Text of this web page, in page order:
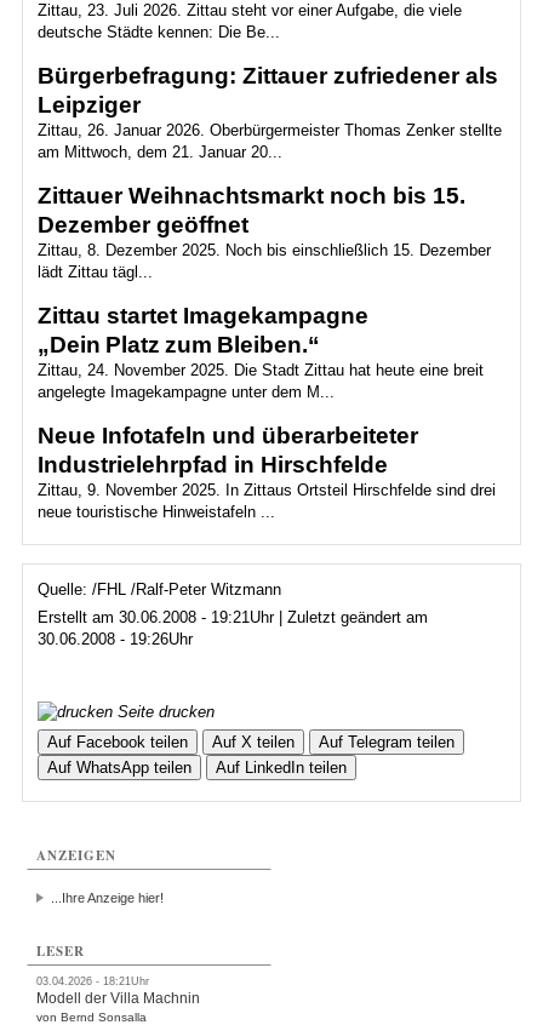
Zittau, 23. Juli 2026. Zittau steht vor einer Aufgabe, die viele
deutsche Städte kennen: Die Be...
Bürgerbefragung: Zittauer zufriedener als
Leipziger
Zittau, 26. Januar 2026. Oberbürgermeister Thomas Zenker stellte
am Mittwoch, dem 21. Januar 20...
Zittauer Weihnachtsmarkt noch bis 15.
Dezember geöffnet
Zittau, 8. Dezember 2025. Noch bis einschließlich 15. Dezember
lädt Zittau tägl...
Zittau startet Imagekampagne
„Dein Platz zum Bleiben.“
Zittau, 24. November 2025. Die Stadt Zittau hat heute eine breit
angelegte Imagekampagne unter dem M...
Neue Infotafeln und überarbeiteter
Industrielehrpfad in Hirschfelde
Zittau, 9. November 2025. In Zittaus Ortsteil Hirschfelde sind drei
neue touristische Hinweistafeln ...
Quelle: /FHL /Ralf-Peter Witzmann
Erstellt am 30.06.2008 - 19:21Uhr | Zuletzt geändert am
30.06.2008 - 19:26Uhr
Seite drucken
Auf Facebook teilen
Auf X teilen
Auf Telegram teilen
Auf WhatsApp teilen
Auf LinkedIn teilen
ANZEIGEN
...Ihre Anzeige hier!
LESER
03.04.2026 - 18:21Uhr
Modell der Villa Machnin
von Bernd Sonsalla